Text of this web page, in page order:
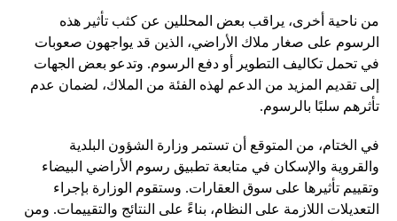
من ناحية أخرى، يراقب بعض المحللين عن كثب تأثير هذه
الرسوم على صغار ملاك الأراضي، الذين قد يواجهون صعوبات
في تحمل تكاليف التطوير أو دفع الرسوم. وتدعو بعض الجهات
إلى تقديم المزيد من الدعم لهذه الفئة من الملاك، لضمان عدم
تأثرهم سلبًا بالرسوم.
في الختام، من المتوقع أن تستمر وزارة الشؤون البلدية
والقروية والإسكان في متابعة تطبيق رسوم الأراضي البيضاء
وتقييم تأثيرها على سوق العقارات. وستقوم الوزارة بإجراء
التعديلات اللازمة على النظام، بناءً على النتائج والتقييمات. ومن